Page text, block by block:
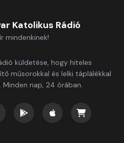
Katolikus Rádió
mindenkinek!
küldetése, hogy hiteles
műsorokkal és lelki táplálékkal
nap, 24 órában.